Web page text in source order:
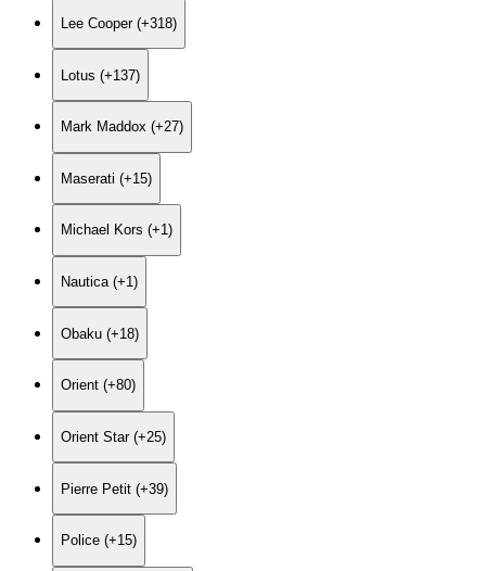
Lee Cooper (+318)
Lotus (+137)
Mark Maddox (+27)
Maserati (+15)
Michael Kors (+1)
Nautica (+1)
Obaku (+18)
Orient (+80)
Orient Star (+25)
Pierre Petit (+39)
Police (+15)